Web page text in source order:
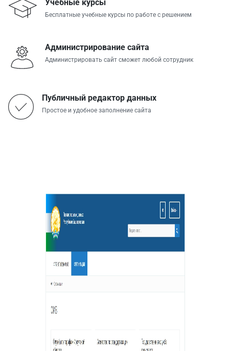
Учебные курсы
Бесплатные учебные курсы по работе с решением
Администрирование сайта
Администрировать сайт сможет любой сотрудник
Публичный редактор данных
Простое и удобное заполнение сайта